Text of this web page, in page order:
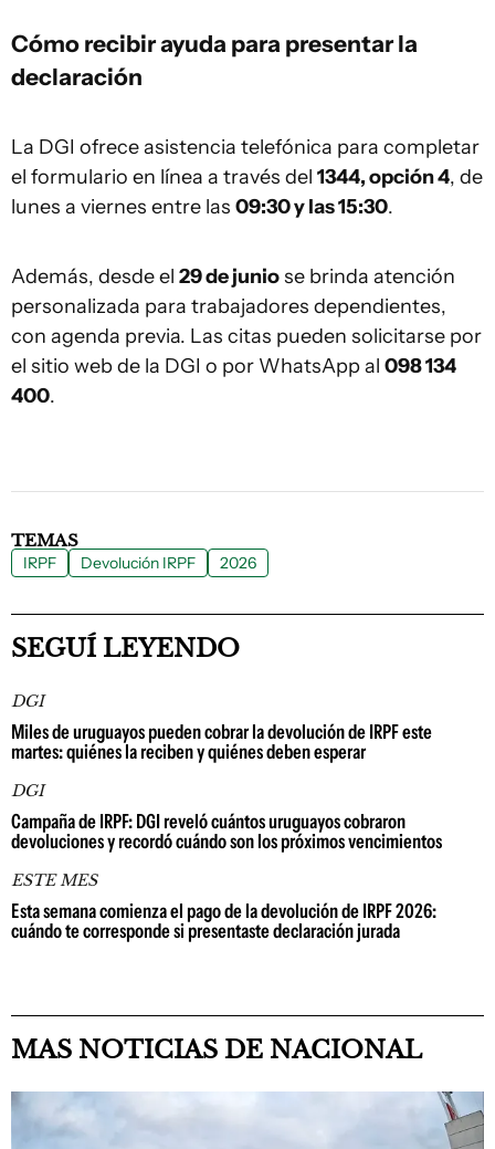
Cómo recibir ayuda para presentar la
declaración
La DGI ofrece asistencia telefónica para completar
el formulario en línea a través del 1344, opción 4, de
lunes a viernes entre las 09:30 y las 15:30.
Además, desde el 29 de juniose brinda atención
personalizada para trabajadores dependientes,
con agenda previa. Las citas pueden solicitarse por
el sitio web de la DGI o por WhatsApp al 098 134
400.
TEMAS
IRPF Devolución IRPF 2026
SEGUÍ LEYENDO
DGI
Miles de uruguayos pueden cobrar la devolución de IRPF este
martes: quiénes la reciben y quiénes deben esperar
DGI
Campaña de IRPF: DGI reveló cuántos uruguayos cobraron
devoluciones y recordó cuándo son los próximos vencimientos
ESTE MES
Esta semana comienza el pago de la devolución de IRPF 2026:
cuándo te corresponde si presentaste declaración jurada
MAS NOTICIAS DE NACIONAL